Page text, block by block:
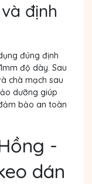
định
đúng định
độ dày. Sau
chà mạch sau
dưỡng giúp
bảo an toàn
-
dán